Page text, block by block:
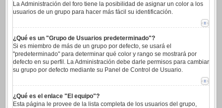
La Administración del foro tiene la posibilidad de asignar un color a los
usuarios de un grupo para hacer más fácil su identificación.
¿Qué es un "Grupo de Usuarios predeterminado"?
Si es miembro de más de un grupo por defecto, se usará el
"predeterminado" para determinar qué color y rango se mostrará por
defecto en su perfil. La Administración debe darle permisos para cambiar
su grupo por defecto mediante su Panel de Control de Usuario.
¿Qué es el enlace "El equipo"?
Esta página le provee de la lista completa de los usuarios del grupo,